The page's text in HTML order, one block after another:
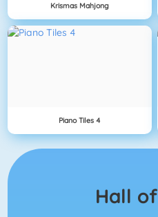
Krismas Mahjong
Piano Tiles 4
Hall of